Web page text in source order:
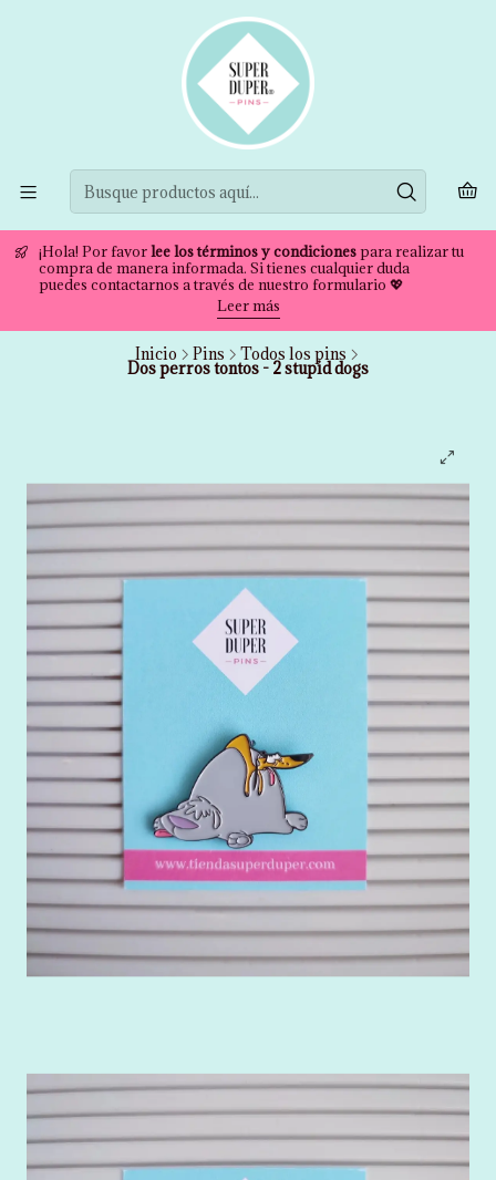
¡Hola! Por favorlee los términos y condicionespara realizar tu
compra de manera informada. Si tienes cualquier duda
puedes contactarnos a través de nuestro formulario 💖
Leer más
Inicio Pins Todos los pins
Dos perros tontos - 2 stupid dogs